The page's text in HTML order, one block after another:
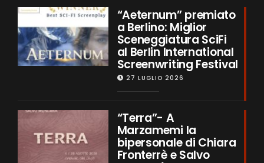
“Aeternum” premiato
a Berlino: Miglior
Sceneggiatura SciFi
al Berlin International
Screenwriting Festival
27 LUGLIO 2026
“Terra”- A
Marzamemi la
bipersonale di Chiara
Fronterrè e Salvo